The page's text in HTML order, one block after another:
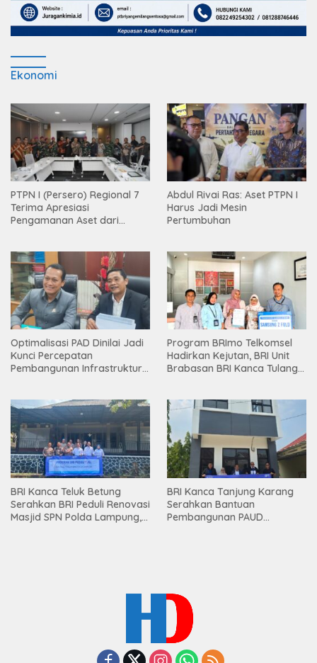
Ekonomi
PTPN I (Persero) Regional 7
Terima Apresiasi
Pengamanan Aset dari
Abdul Rivai Ras: Aset PTPN I
Harus Jadi Mesin
Pertumbuhan
Optimalisasi PAD Dinilai Jadi
Kunci Percepatan
Pembangunan Infrastruktur
Program BRImo Telkomsel
Hadirkan Kejutan, BRI Unit
Brabasan BRI Kanca Tulang
Mesuji
BRI Kanca Teluk Betung
Serahkan BRI Peduli Renovasi
Masjid SPN Polda Lampung,
BRI Kanca Tanjung Karang
Serahkan Bantuan
Pembangunan PAUD